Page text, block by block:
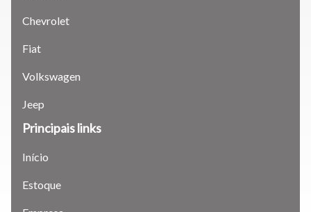
Chevrolet
Fiat
Volkswagen
Jeep
Principais links
Início
Estoque